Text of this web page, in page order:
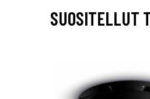
SUOSITELLUT